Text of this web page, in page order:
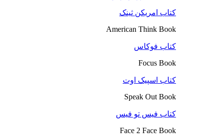
کتاب امریکن ثینک
American Think Book
کتاب فوکاس
Focus Book
کتاب اسپیک اوت
Speak Out Book
کتاب فیس تو فیس
Face 2 Face Book